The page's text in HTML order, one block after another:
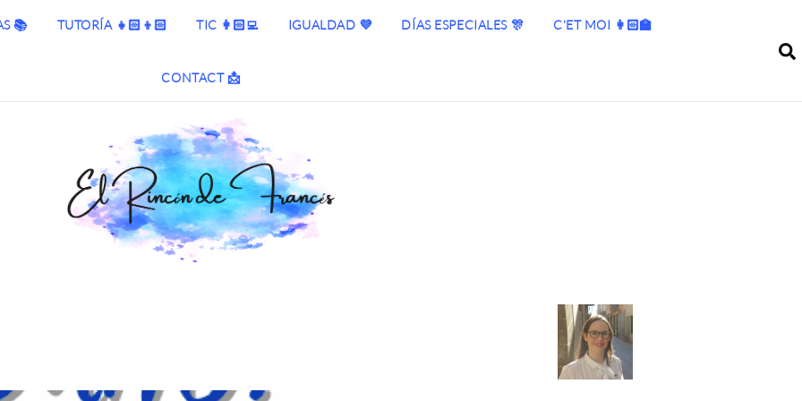
📚 TUTORÍA 👧🏻👦🏻 TIC 👩🏻‍💻 IGUALDAD 💜 DÍAS ESPECIALES 🎊 C’ET MOI 👩🏻‍🏫
CONTACT 📩